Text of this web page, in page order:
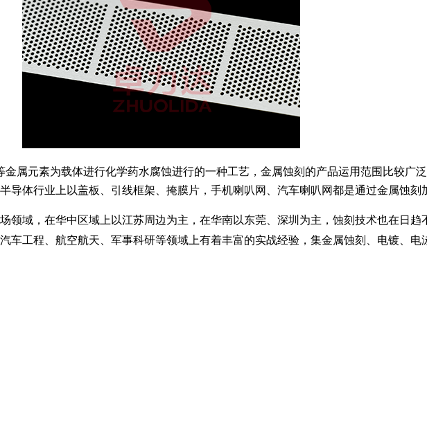
属元素为载体进行化学药水腐蚀进行的一种工艺，金属蚀刻的产品运用范围比较广
体行业上以盖板、引线框架、掩膜片，手机喇叭网、汽车喇叭网都是通过金属蚀刻
领域，在华中区域上以江苏周边为主，在华南以东莞、深圳为主，蚀刻技术也在日趋
车工程、航空航天、军事科研等领域上有着丰富的实战经验，集金属蚀刻、电镀、